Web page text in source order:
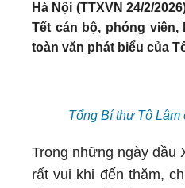
Hà Nội (TTXVN 24/2/
Tết cán bộ, phóng viên,
toàn văn phát biểu của
Tổng Bí thư Tô Lâm
Trong những ngày đầu
rất vui khi đến thăm,